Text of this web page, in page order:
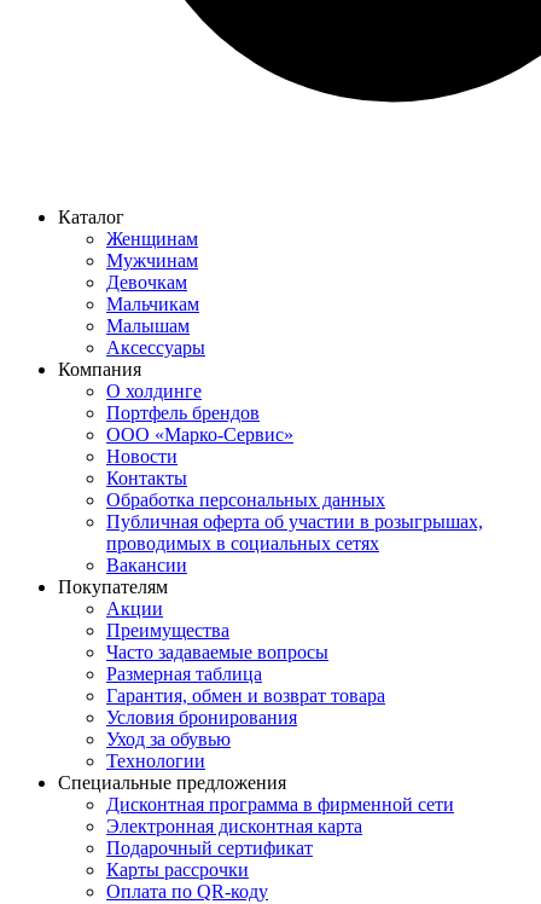
Каталог
Женщинам
Мужчинам
Девочкам
Мальчикам
Малышам
Аксессуары
Компания
О холдинге
Портфель брендов
ООО «Марко-Сервис»
Новости
Контакты
Обработка персональных данных
Публичная оферта об участии в розыгрышах,
проводимых в социальных сетях
Вакансии
Покупателям
Акции
Преимущества
Часто задаваемые вопросы
Размерная таблица
Гарантия, обмен и возврат товара
Условия бронирования
Уход за обувью
Технологии
Специальные предложения
Дисконтная программа в фирменной сети
Электронная дисконтная карта
Подарочный сертификат
Карты рассрочки
Оплата по QR-коду